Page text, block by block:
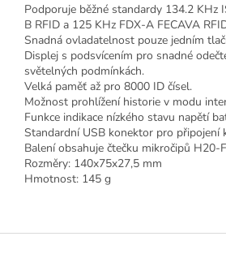
Podporuje běžné standardy 134.2 KHz
B RFID a 125 KHz FDX-A FECAVA
Snadná ovladatelnost pouze jedním
Displej s podsvícením pro snadné
světelných podmínkách.
Velká paměť až pro 8000 ID čísel.
Možnost prohlížení historie v modu
Funkce indikace nízkého stavu napětí
Standardní USB konektor pro připojení
Balení obsahuje čtečku mikročipů H20-
Rozměry: 140x75x27,5 mm
Hmotnost: 145 g
Z